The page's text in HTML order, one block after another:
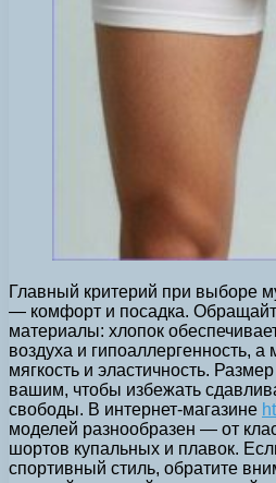
Главный критерий при выборе
— комфорт и посадка.
материалы: хлопок
воздуха и гипоаллергенность,
мягкость и эластичность.
вашим, чтобы избежать
свободы. В интернет-магазине
моделей разнообразен — от
шортов купальных и плавок.
спортивный стиль, обратите